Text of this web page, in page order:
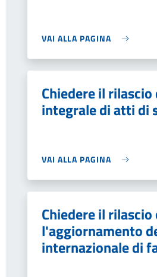
VAI ALLA PAGINA
Chiedere il
integrale di atti di
VAI ALLA PAGINA
Chiedere il rilascio
l'aggiornamento
internazionale di